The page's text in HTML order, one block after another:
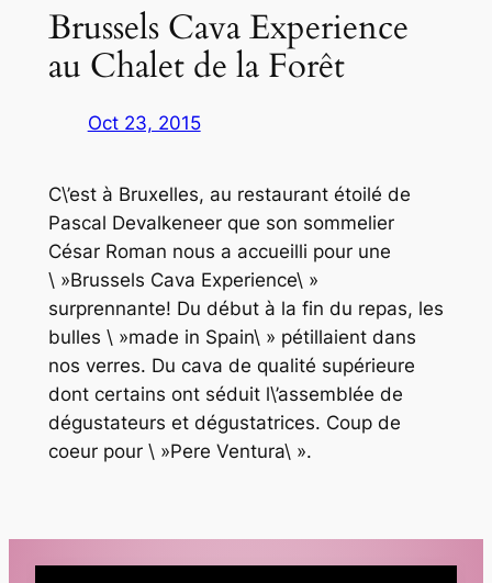
Brussels Cava Experience
au Chalet de la Forêt
Oct 23, 2015
C\’est à Bruxelles, au restaurant étoilé de
Pascal Devalkeneer que son sommelier
César Roman nous a accueilli pour une
\ »Brussels Cava Experience\ »
surprennante! Du début à la fin du repas, les
bulles \ »made in Spain\ » pétillaient dans
nos verres. Du cava de qualité supérieure
dont certains ont séduit l\’assemblée de
dégustateurs et dégustatrices. Coup de
coeur pour \ »Pere Ventura\ ».